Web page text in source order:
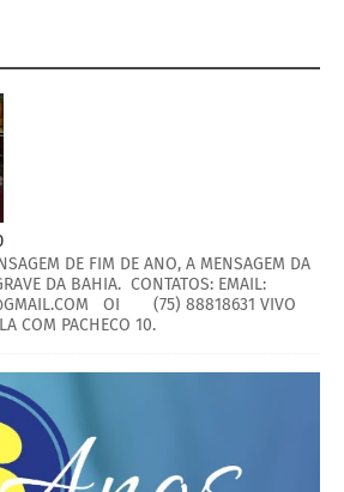
DE FIM DE ANO, A MENSAGEM DA
DA BAHIA. CONTATOS: EMAIL:
OI (75) 88818631 VIVO
COM PACHECO 10.